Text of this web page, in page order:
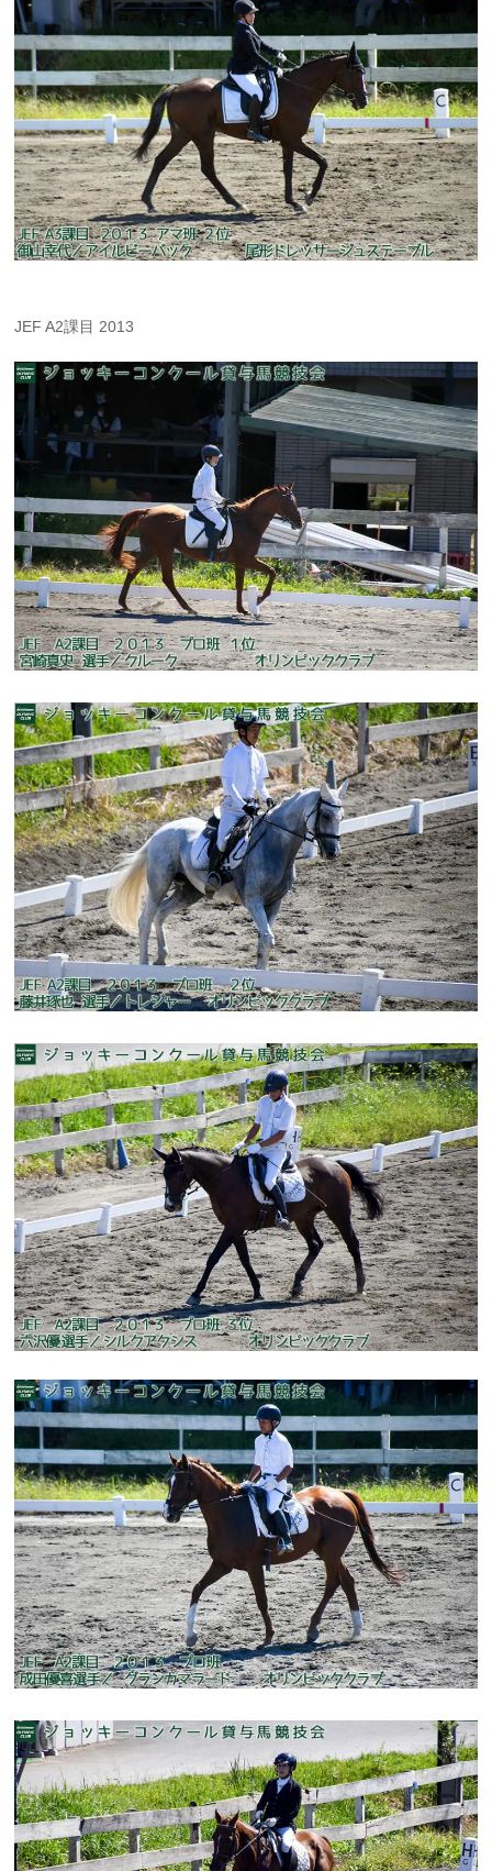
JEF A2課目 2013